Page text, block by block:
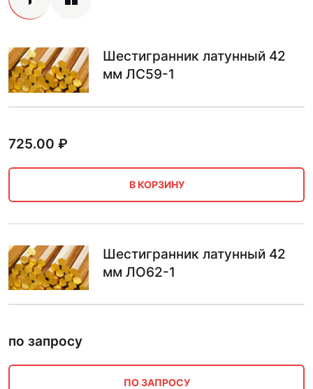
Шестигранник латунный 42
мм ЛС59-1
725.00 ₽
В КОРЗИНУ
Шестигранник латунный 42
мм ЛО62-1
по запросу
ПО ЗАПРОСУ